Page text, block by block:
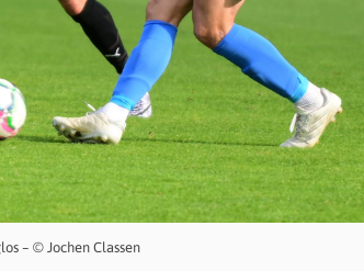
– © Jochen Classen